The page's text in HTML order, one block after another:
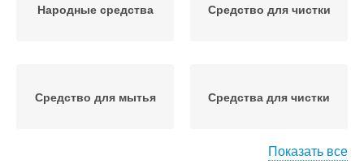
Народные средства Средство для чистки
Средство для мытья Средства для чистки
Показать все